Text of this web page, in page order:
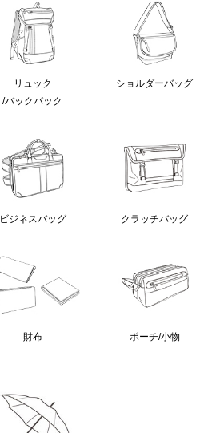
リュック
/バックパック
ショルダーバッグ
ビジネスバッグ クラッチバッグ
財布 ポーチ/小物